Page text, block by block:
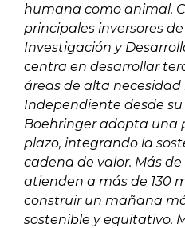
humana como animal.
principales inversores
Investigación y
centra en desarrollar
áreas de alta
Independiente desde su
Boehringer adopta una
plazo, integrando la
cadena de valor. Más
atienden a más de 130
construir un mañana
sostenible y equitativo.